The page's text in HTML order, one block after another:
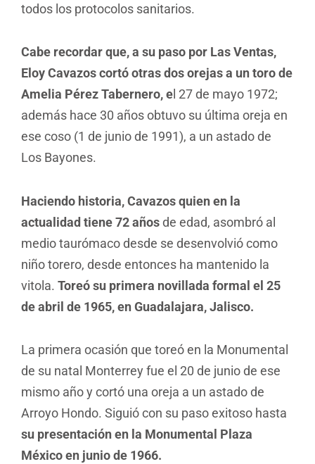
todos los protocolos sanitarios.
Cabe recordar que, a su paso por Las Ventas,
Eloy Cavazos cortó otras dos orejas a un toro de
Amelia Pérez Tabernero, e l 27 de mayo 1972;
además hace 30 años obtuvo su última oreja en
ese coso (1 de junio de 1991), a un astado de
Los Bayones.
Haciendo historia, Cavazos quien en la
actualidad tiene 72 añosde edad, asombró al
medio taurómaco desde se desenvolvió como
niño torero, desde entonces ha mantenido la
vitola. Toreó su primera novillada formal el 25
de abril de 1965, en Guadalajara, Jalisco.
La primera ocasión que toreó en la Monumental
de su natal Monterrey fue el 20 de junio de ese
mismo año y cortó una oreja a un astado de
Arroyo Hondo. Siguió con su paso exitoso hasta
su presentación en la Monumental Plaza
México en junio de 1966.